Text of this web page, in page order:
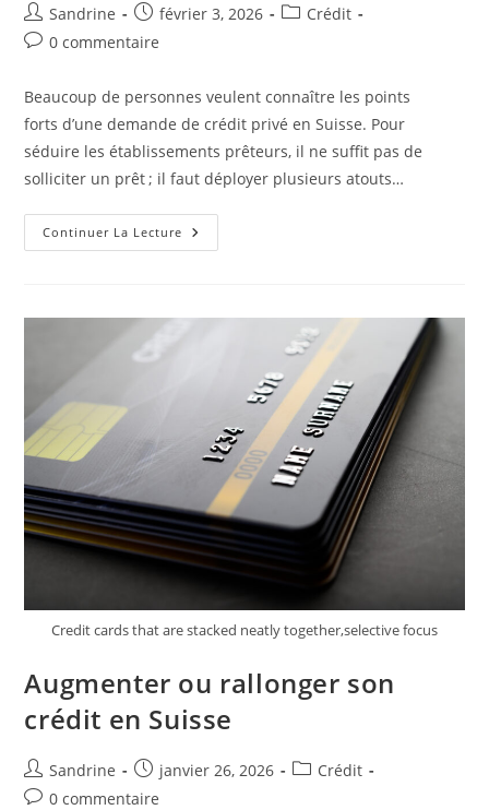
Auteur/autrice
de
Sandrine
Publication
publiée :
février 3, 2026
PostCrédit
Commentaires
la
publication :
0 commentaire
Beaucoup de personnes veulent connaître les points
forts d’une demande de crédit privé en Suisse. Pour
séduire les établissements prêteurs, il ne suffit pas de
solliciter un prêt ; il faut déployer plusieurs atouts…
Continuer La Lecture Les
Points
Réussir
Credit cards that are stacked neatly together,selective focus
Augmenter ou rallonger son
crédit en Suisse
Auteur/autrice
de
Sandrine
Publication
publiée :
janvier 26, 2026
PostCrédit
Commentaires
0 commentaire